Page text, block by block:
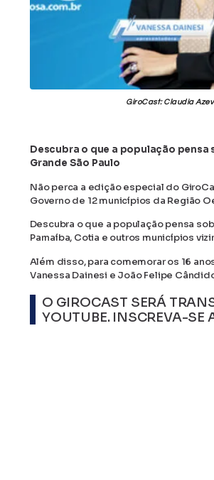
GiroCast: Claudia
Descubra o que a população
Grande São Paulo
Não perca a edição especial do
Governo de 12 municípios da Região
⁣⁣Descubra o que a população pensa
Parnaíba, Cotia e outros municípios
⁣⁣Além disso, para comemorar os 16
Vanessa Dainesi e João Felipe
O GIROCAST SERÁ
YOUTUBE. INSCREVA-SE